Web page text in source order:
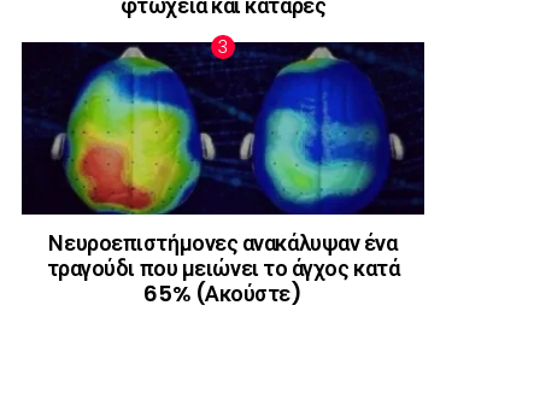
Νευροεπιστήμονες ανακάλυψαν ένα
τραγούδι που μειώνει το άγχος κατά
65% (Ακούστε)